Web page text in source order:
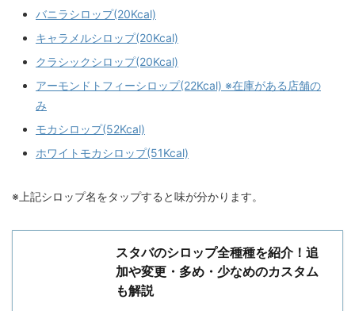
バニラシロップ(20Kcal)
キャラメルシロップ(20Kcal)
クラシックシロップ(20Kcal)
アーモンドトフィーシロップ(22Kcal) ※在庫がある店舗の
み
モカシロップ(52Kcal)
ホワイトモカシロップ(51Kcal)
※上記シロップ名をタップすると味が分かります。
スタバのシロップ全種種を紹介！追
加や変更・多め・少なめのカスタム
も解説